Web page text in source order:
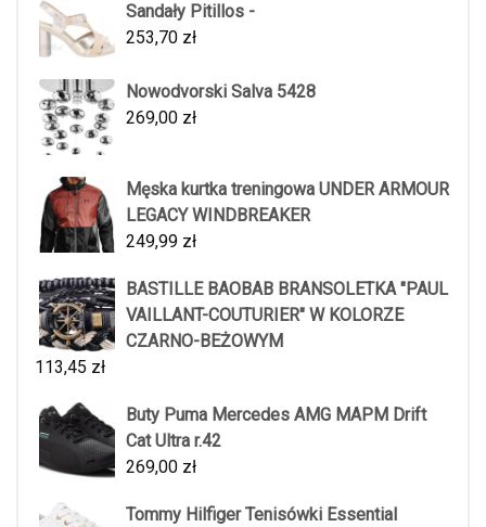
Sandały Pitillos -
253,70 zł
Nowodvorski Salva 5428
269,00 zł
Męska kurtka treningowa UNDER ARMOUR
LEGACY WINDBREAKER
249,99 zł
BASTILLE BAOBAB BRANSOLETKA "PAUL
VAILLANT-COUTURIER" W KOLORZE
CZARNO-BEŻOWYM
113,45 zł
Buty Puma Mercedes AMG MAPM Drift
Cat Ultra r.42
269,00 zł
Tommy Hilfiger Tenisówki Essential